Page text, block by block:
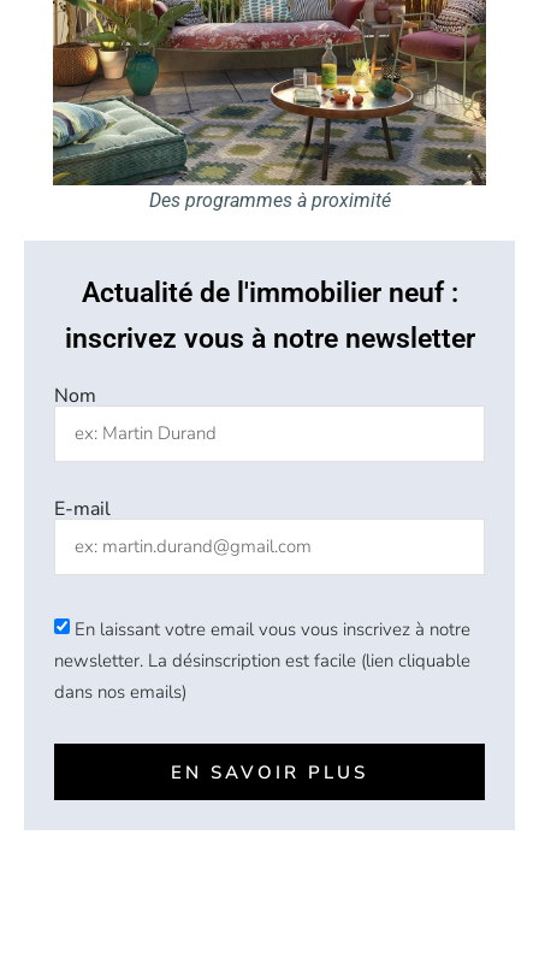
Des programmes à proximité
Actualité de l'immobilier neuf :
inscrivez vous à notre newsletter
Nom
E-mail
En laissant votre email vous vous inscrivez à notre
newsletter. La désinscription est facile (lien cliquable
dans nos emails)
EN SAVOIR PLUS